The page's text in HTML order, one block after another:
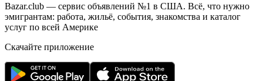
Bazar.club — сервис объявлений №1 в США. Всё, что нужно
эмигрантам: работа, жильё, события, знакомства и каталог
услуг по всей Америке
Скачайте приложение